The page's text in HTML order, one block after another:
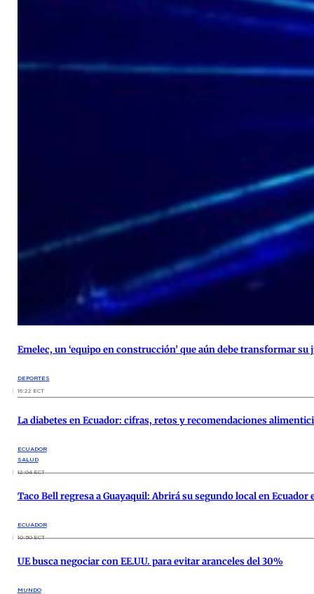
Emelec, un ‘equipo en construcción’ que aún debe transformar su
DEPORTES
16:22 ECT
La diabetes en Ecuador: cifras, retos y recomendaciones
ECUADOR
SALUD
12:04 ECT
Taco Bell regresa a Guayaquil: Abrirá su segundo local en Ecuador
ECUADOR
10:50 ECT
UE busca negociar con EE.UU. para evitar aranceles del 30%
MUNDO